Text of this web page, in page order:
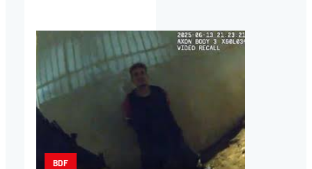
BDF